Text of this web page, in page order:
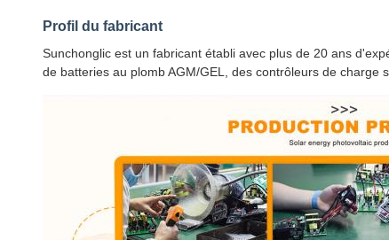
Profil du fabricant
Sunchonglic est un fabricant établi avec plus de 20 ans
de batteries au plomb AGM/GEL, des contrôleurs de charge